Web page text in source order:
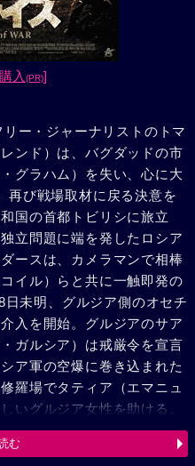
入 (PR)]
ー・ジャーナリストのトマ
ンド）は、バグダッドの市
グラハム）を失い、心に大
再び戦場取材に戻る決意を
国の首都トビリシに旅立
立問題に端を発したロシア
ースは、カメラマンで相棒
イル）らと共に一触即発の
未明、グルジア側のオセチ
入を開始。グルジアのサア
ガルシア）は戒厳令を宣言
ア軍の空爆に巻き込まれた
羅場でタティア（エマニュ
いグルジア女性を助ける。
とするアンダースだった
の北京オリンピックに集中
む